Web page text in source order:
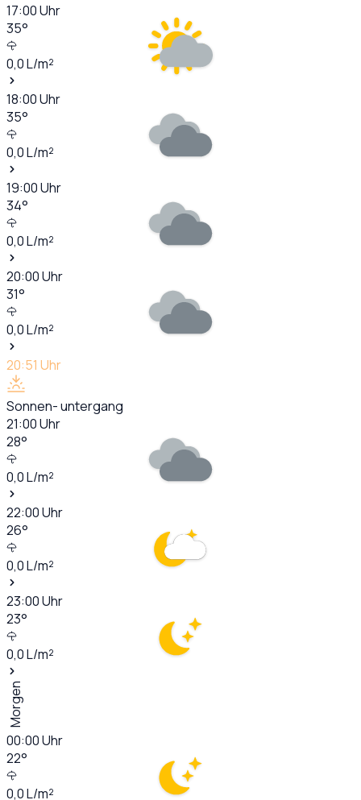
17:00Uhr
35°
0,0L/m²
18:00Uhr
35°
0,0L/m²
19:00Uhr
34°
0,0L/m²
20:00Uhr
31°
0,0L/m²
20:51 Uhr
Sonnen- untergang
21:00Uhr
28°
0,0L/m²
22:00Uhr
26°
0,0L/m²
23:00Uhr
23°
0,0L/m²
Morgen
00:00Uhr
22°
0,0L/m²